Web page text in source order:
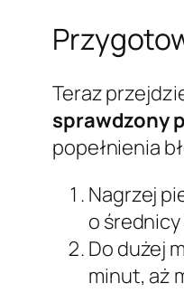
Teraz
sprawdzony
popełnienia
Nagrzej
o średnicy
Do dużej
minut, aż